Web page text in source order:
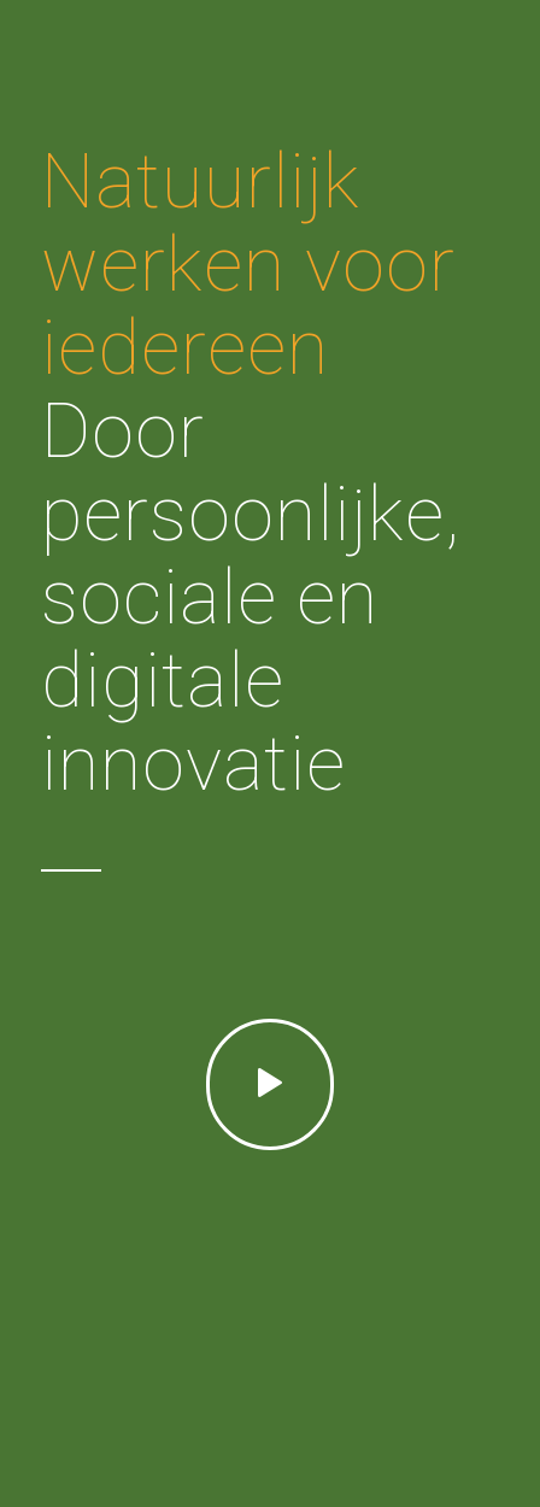
Natuurlijk
werken voor
iedereen
Door
persoonlijke,
sociale en
digitale
innovatie